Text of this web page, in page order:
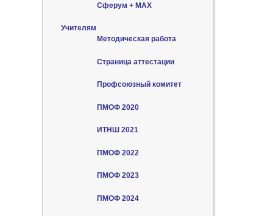
Сферум + MAX
Учителям
Методическая работа
Страница аттестации
Профсоюзный комитет
ПМОФ 2020
ИТНШ 2021
ПМОФ 2022
ПМОФ 2023
ПМОФ 2024